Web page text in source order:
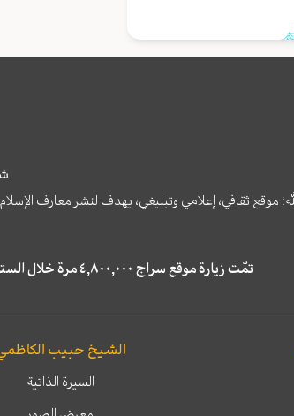
موقع ثقافي، إعلامي وتبليغي، يهدف لنشر معارف
تمّت زيارة موقع سراج ٤,٨٠٠,٠٠٠ مرة خلال الستة أشهر الماضية، كما ظهر في نتائج البحث في محركات البحث٢٢,٢٩٠,٠٠٠ مرّة.
الشيخ حبيب
السيرة الذاتية